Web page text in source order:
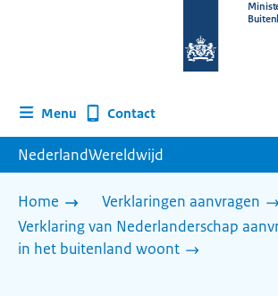
homepage
Menu Contact
NederlandWereldwijd
Home
Verklaringen aanvragen
Verklaring van Nederlanderschap
in het buitenland woont